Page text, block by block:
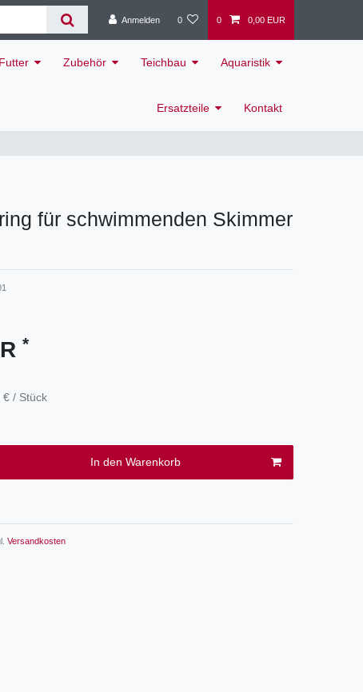
Anmelden
0 0 0,00 EUR
Futter Zubehör Teichbau Aquaristik
Ersatzteile Kontakt
für schwimmenden Skimmer
*
€ / Stück
In den Warenkorb
Versandkosten